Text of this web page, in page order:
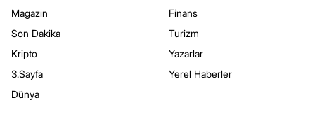
Magazin
Son Dakika
Kripto
3.Sayfa
Dünya
Finans
Turizm
Yazarlar
Yerel Haberler